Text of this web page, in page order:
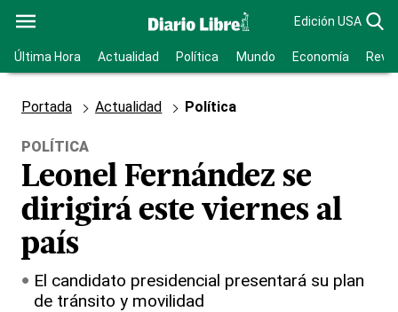
Edición USA
Última Hora Actualidad Política Mundo Economía
Portada Actualidad Política
POLÍTICA
Leonel Fernández se
dirigirá este viernes al
país
El candidato presidencial presentará su plan
de tránsito y movilidad